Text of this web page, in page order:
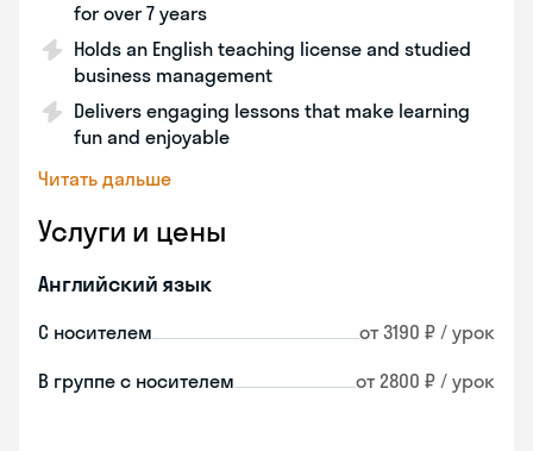
for over 7 years
Holds an English teaching license and studied
business management
Delivers engaging lessons that make learning
fun and enjoyable
Читать дальше
Услуги и цены
Английский язык
С носителем от 3190 ₽ / урок
В группе с носителем от 2800 ₽ / урок